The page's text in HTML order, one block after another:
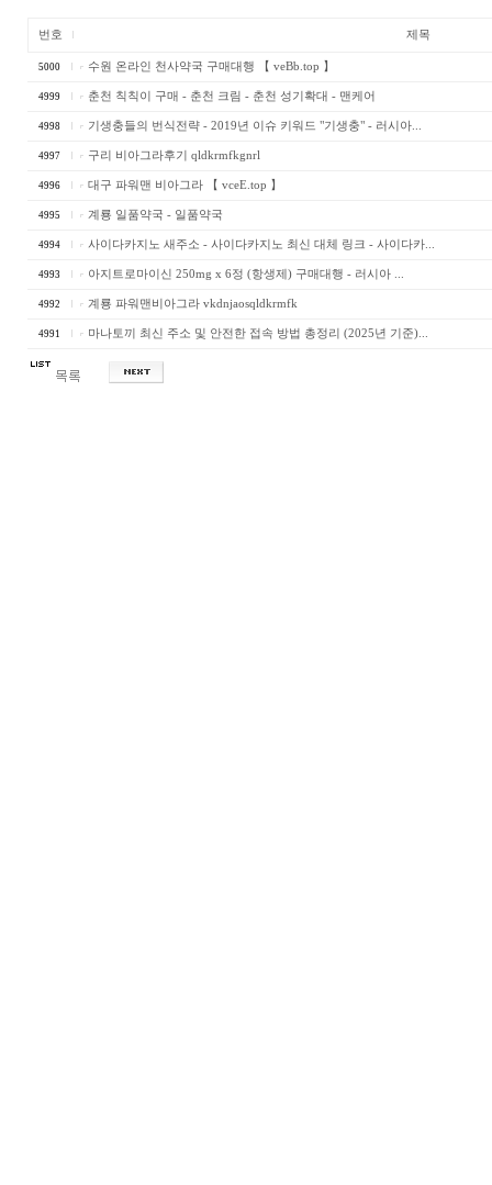
번호 제목
5000 수원 온라인 천사약국 구매대행 【 veBb.top 】
4999 춘천 칙칙이 구매 - 춘천 크림 - 춘천 성기확대 - 맨케어
4998 기생충들의 번식전략 - 2019년 이슈 키워드 "기생충" - 러시아...
4997 구리 비아그라후기 qldkrmfkgnrl
4996 대구 파워맨 비아그라 【 vceE.top 】
4995 계룡 일품약국 - 일품약국
4994 사이다카지노 새주소 - 사이다카지노 최신 대체 링크 - 사이다카...
4993 아지트로마이신 250mg x 6정 (항생제) 구매대행 - 러시아 ...
4992 계룡 파워맨비아그라 vkdnjaosqldkrmfk
4991 마나토끼 최신 주소 및 안전한 접속 방법 총정리 (2025년 기준)...